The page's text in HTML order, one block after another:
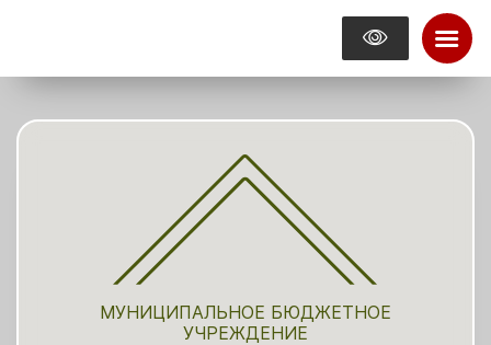
МУНИЦИПАЛЬНОЕ БЮДЖЕТНОЕ
УЧРЕЖДЕНИЕ